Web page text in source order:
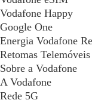
Vodafone Happy
Google One
Energia Vodafone
Retomas Telemóveis
Sobre a Vodafone
A Vodafone
Rede 5G